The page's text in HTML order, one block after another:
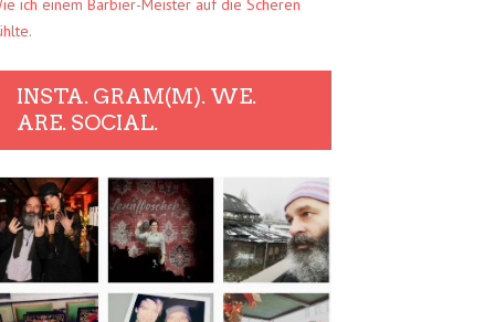
ich einem Barbier-Meister auf die Scheren
INSTA. GRAM(M). WE.
ARE. SOCIAL.